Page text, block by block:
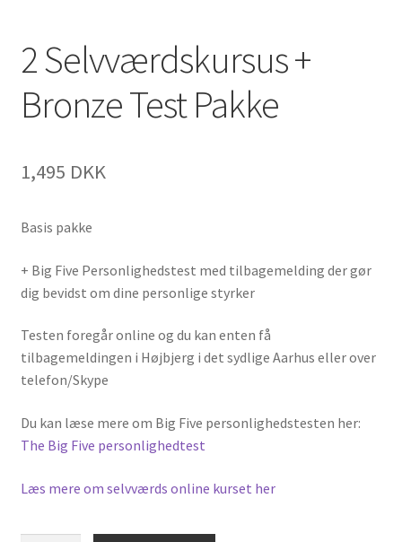
2 Selvværdskursus +
Bronze Test Pakke
1,495 DKK
Basis pakke
+ Big Five Personlighedstest med tilbagemelding der gør
dig bevidst om dine personlige styrker
Testen foregår online og du kan enten få
tilbagemeldingen i Højbjerg i det sydlige Aarhus eller over
telefon/Skype
Du kan læse mere om Big Five personlighedstesten her:
The Big Five personlighedtest
Læs mere om selvværds online kurset her